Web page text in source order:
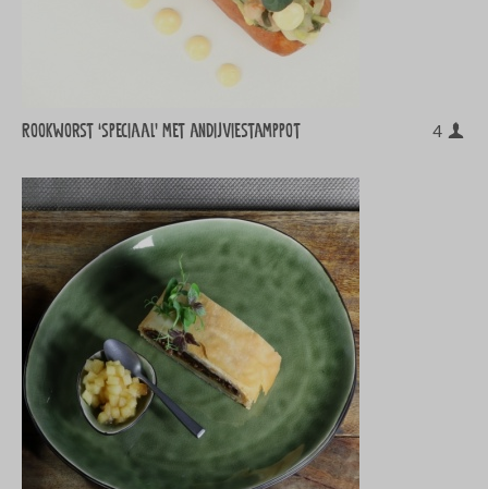
Rookworst ‘speciaal’ met andijviestamppot 4